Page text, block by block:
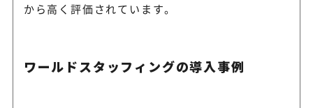
から高く評価されています。
ワールドスタッフィングの導入事例